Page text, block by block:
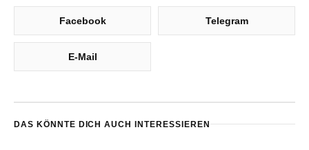
Facebook Telegram
E-Mail
DAS KÖNNTE DICH AUCH INTERESSIEREN